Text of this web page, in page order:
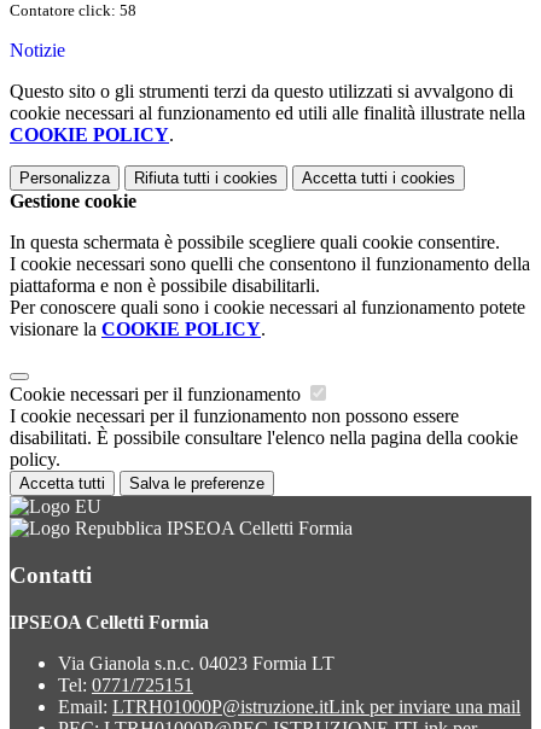
Contatore click: 58
Notizie
Questo sito o gli strumenti terzi da questo utilizzati si avvalgono di
cookie necessari al funzionamento ed utili alle finalità illustrate nella
COOKIE POLICY.
Personalizza Rifiuta tutti i cookies Accetta tutti i cookies
Gestione cookie
In questa schermata è possibile scegliere quali cookie consentire.
I cookie necessari sono quelli che consentono il funzionamento della
piattaforma e non è possibile disabilitarli.
Per conoscere quali sono i cookie necessari al funzionamento potete
visionare la COOKIE POLICY.
Cookie necessari per il funzionamento
I cookie necessari per il funzionamento non possono essere
disabilitati. È possibile consultare l'elenco nella pagina della cookie
policy.
Accetta tutti Salva le preferenze
IPSEOA Celletti Formia
Contatti
IPSEOA Celletti Formia
Via Gianola s.n.c. 04023 Formia LT
Tel: 0771/725151
Email: LTRH01000P@istruzione.itLink per inviare una mail